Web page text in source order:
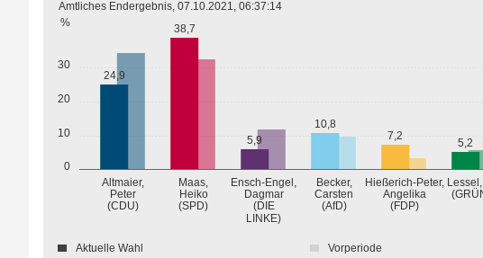
0
10
20
30
%
Altmaier,
Peter
(CDU)
Maas,
Heiko
(SPD)
Ensch-Engel,
Dagmar
(DIE
LINKE)
Becker,
Carsten
(AfD)
Hießerich-Peter,
Angelika
(FDP)
24,9
38,7
5,9
10,8
7,2
5,2
Amtliches Endergebnis, 07.10.2021, 06:37:14
Aktuelle Wahl Vorperiode